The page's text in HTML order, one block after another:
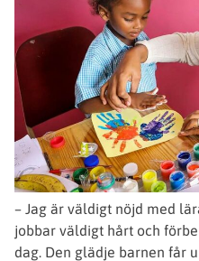
– Jag är väldigt nöjd med
jobbar väldigt hårt och
dag. Den glädje barnen får